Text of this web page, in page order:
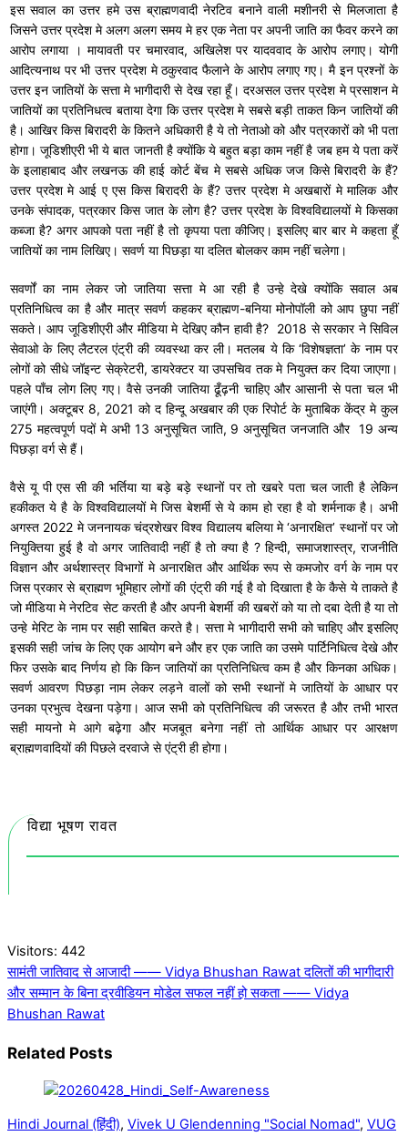
इस सवाल का उत्तर हमे उस ब्राह्मणवादी नेरटिव बनाने वाली मशीनरी से मिलजाता है
जिसने उत्तर प्रदेश मे अलग अलग समय मे हर एक नेता पर अपनी जाति का फैवर करने का
आरोप लगाया । मायावती पर चमारवाद, अखिलेश पर यादववाद के आरोप लगाए। योगी
आदित्यनाथ पर भी उत्तर प्रदेश मे ठकुरवाद फैलाने के आरोप लगाए गए। मै इन प्रश्नों के
उत्तर इन जातियों के सत्ता मे भागीदारी से देख रहा हूँ। दरअसल उत्तर प्रदेश मे प्रसाशन मे
जातियों का प्रतिनिधत्व बताया देगा कि उत्तर प्रदेश मे सबसे बड़ी ताकत किन जातियों की
है। आखिर किस बिरादरी के कितने अधिकारी है ये तो नेताओ को और पत्रकारों को भी पता
होगा। जूडिशीएरी भी ये बात जानती है क्योंकि ये बहुत बड़ा काम नहीं है जब हम ये पता करें
के इलाहाबाद और लखनऊ की हाई कोर्ट बेंच मे सबसे अधिक जज किसे बिरादरी के हैं?
उत्तर प्रदेश मे आई ए एस किस बिरादरी के हैं? उत्तर प्रदेश मे अखबारों मे मालिक और
उनके संपादक, पत्रकार किस जात के लोग है? उत्तर प्रदेश के विश्वविद्यालयों मे किसका
कब्जा है? अगर आपको पता नहीं है तो कृपया पता कीजिए। इसलिए बार बार मे कहता हूँ
जातियों का नाम लिखिए। सवर्ण या पिछड़ा या दलित बोलकर काम नहीं चलेगा।
सवर्णों का नाम लेकर जो जातिया सत्ता मे आ रही है उन्हे देखे क्योंकि सवाल अब
प्रतिनिधित्व का है और मात्र सवर्ण कहकर ब्राह्मण-बनिया मोनोपॉली को आप छुपा नहीं
सकते। आप जूडिशीएरी और मीडिया मे देखिए कौन हावी है? 2018 से सरकार ने सिविल
सेवाओ के लिए लैटरल एंट्री की व्यवस्था कर ली। मतलब ये कि ‘विशेषज्ञता’ के नाम पर
लोगों को सीधे जॉइन्ट सेक्रेटरी, डायरेक्टर या उपसचिव तक मे नियुक्त कर दिया जाएगा।
पहले पाँच लोग लिए गए। वैसे उनकी जातिया ढूँढ़नी चाहिए और आसानी से पता चल भी
जाएंगी। अक्टूबर 8, 2021 को द हिन्दू अखबार की एक रिपोर्ट के मुताबिक केंद्र मे कुल
275 महत्वपूर्ण पदों मे अभी 13 अनुसूचित जाति, 9 अनुसूचित जनजाति और 19 अन्य
पिछड़ा वर्ग से हैं।
वैसे यू पी एस सी की भर्तिया या बड़े बड़े स्थानों पर तो खबरे पता चल जाती है लेकिन
हकीकत ये है के विश्वविद्यालयों मे जिस बेशर्मी से ये काम हो रहा है वो शर्मनाक है। अभी
अगस्त 2022 मे जननायक चंद्रशेखर विश्व विद्यालय बलिया मे ‘अनारक्षित’ स्थानों पर जो
नियुक्तिया हुई है वो अगर जातिवादी नहीं है तो क्या है ? हिन्दी, समाजशास्त्र, राजनीति
विज्ञान और अर्थशास्त्र विभागों मे अनारक्षित और आर्थिक रूप से कमजोर वर्ग के नाम पर
जिस प्रकार से ब्राह्मण भूमिहार लोगों की एंट्री की गई है वो दिखाता है के कैसे ये ताकते है
जो मीडिया मे नेरटिव सेट करती है और अपनी बेशर्मी की खबरों को या तो दबा देती है या तो
उन्हे मेरिट के नाम पर सही साबित करते है। सत्ता मे भागीदारी सभी को चाहिए और इसलिए
इसकी सही जांच के लिए एक आयोग बने और हर एक जाति का उसमे पार्टिनिधित्व देखे और
फिर उसके बाद निर्णय हो कि किन जातियों का प्रतिनिधित्व कम है और किनका अधिक।
सवर्ण आवरण पिछड़ा नाम लेकर लड़ने वालों को सभी स्थानों मे जातियों के आधार पर
उनका प्रभुत्व देखना पड़ेगा। आज सभी को प्रतिनिधित्व की जरूरत है और तभी भारत
सही मायनो मे आगे बढ़ेगा और मजबूत बनेगा नहीं तो आर्थिक आधार पर आरक्षण
ब्राह्मणवादियों की पिछले दरवाजे से एंट्री ही होगा।
विद्या भूषण रावत
Visitors: 442
सामंती जातिवाद से आजादी —— Vidya Bhushan Rawatदलितों की भागीदारी
और सम्मान के बिना द्रवीडियन मोडेल सफल नहीं हो सकता —— Vidya
Bhushan Rawat
Related Posts
Hindi Journal (हिंदी), Vivek U Glendenning "Social Nomad", VUG